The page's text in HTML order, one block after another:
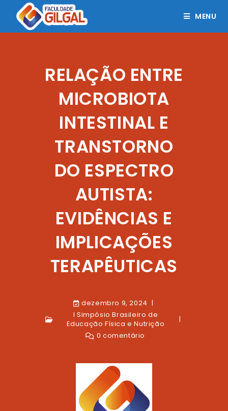
MENU
RELAÇÃO ENTRE
MICROBIOTA
INTESTINAL E
TRANSTORNO
DO ESPECTRO
AUTISTA:
EVIDÊNCIAS E
IMPLICAÇÕES
TERAPÊUTICAS
dezembro 9, 2024
I Simpósio Brasileiro de
Educação Física e Nutrição
0 comentário